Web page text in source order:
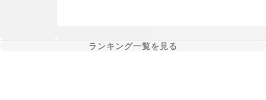
ランキング一覧を見る